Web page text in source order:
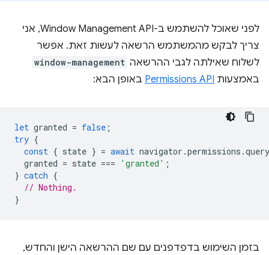
לפני שאוכל להשתמש ב-Window Management API, אני
צריך לבקש מהמשתמש הרשאה לעשות זאת. אפשר
לשלוח שאילתה לגבי ההרשאה window-management
באמצעות Permissions API באופן הבא:
let granted = false ;
try {
const { state } = await navigator .permissions .query
granted = state === 'granted' ;
} catch {
// Nothing.
}
בזמן השימוש בדפדפנים עם שם ההרשאה הישן והחדש,